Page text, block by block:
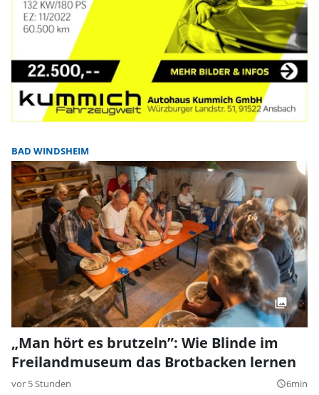
BAD WINDSHEIM
„Man hört es brutzeln”: Wie Blinde im
Freilandmuseum das Brotbacken lernen
vor 5 Stunden query_builder6min